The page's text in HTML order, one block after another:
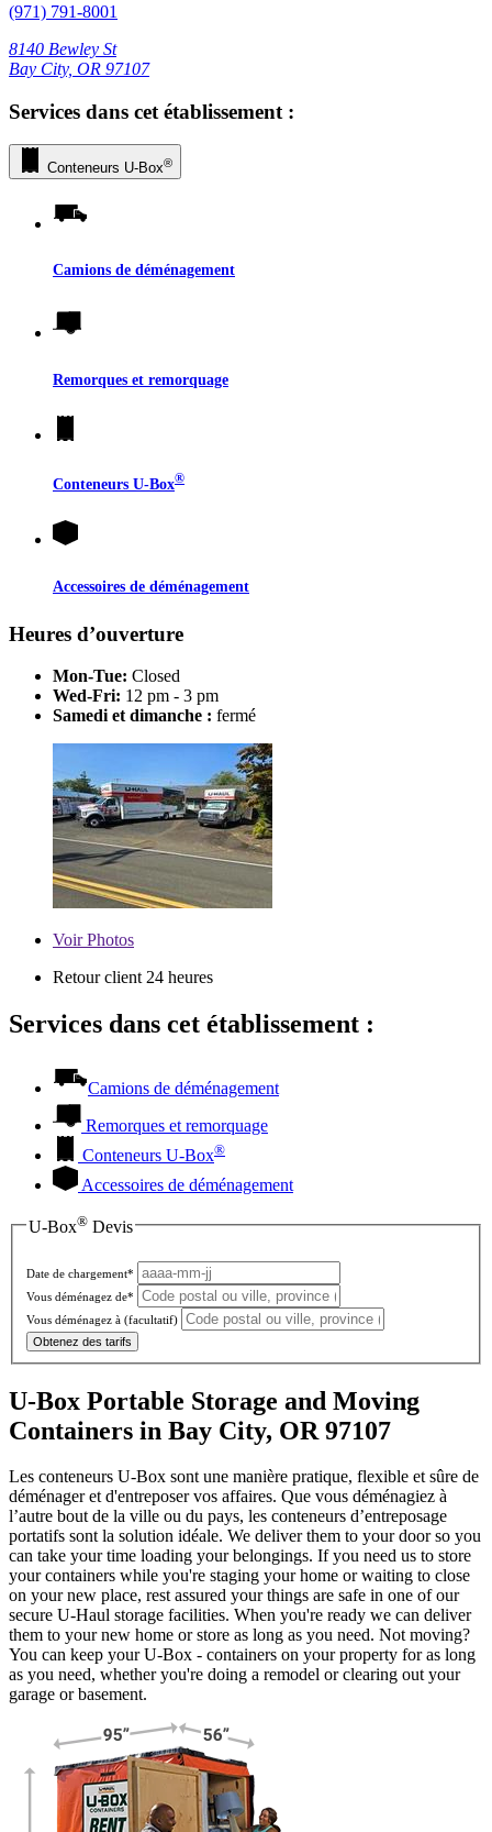
(971) 791-8001
8140 Bewley St
Bay City, OR 97107
Services dans cet établissement :
Conteneurs U-Box®
Camions de déménagement
Remorques et remorquage
Conteneurs U-Box®
Accessoires de déménagement
Heures d’ouverture
Mon-Tue: Closed
Wed-Fri: 12 pm - 3 pm
Samedi et dimanche : fermé
VoirPhotos
Retour client 24 heures
Services dans cet établissement :
Camions de déménagement
Remorques et remorquage
Conteneurs U-Box®
Accessoires de déménagement
U-Box® Devis
Date de chargement*
Vous déménagez de*
Vous déménagez à (facultatif)
Obtenez des tarifs
U-Box Portable Storage and Moving
Containers in Bay City, OR 97107
Les conteneurs U-Box sont une manière pratique, flexible et sûre de
déménager et d'entreposer vos affaires. Que vous déménagiez à
l’autre bout de la ville ou du pays, les conteneurs d’entreposage
portatifs sont la solution idéale. We deliver them to your door so you
can take your time loading your belongings. If you need us to store
your containers while you're staging your home or waiting to close
on your new place, rest assured your things are safe in one of our
secure U-Haul storage facilities. When you're ready we can deliver
them to your new home or store as long as you need. Not moving?
You can keep yourU-Box - containers on your property for as long
as you need, whether you're doing a remodel or clearing out your
garage or basement.